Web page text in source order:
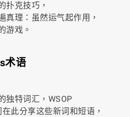
扑克技巧，
真理：虽然运气起作用，
游戏。
术语
独特词汇，WSOP
此分享这些新词和短语，